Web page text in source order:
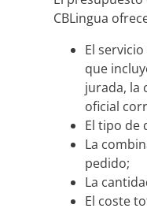
CBLingua
El
que
jurada, la
oficial
El tipo de
La
pedido;
La
El coste